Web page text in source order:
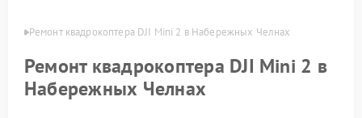
Ремонт квадрокоптера DJI Mini 2 в Набережных Челнах
Ремонт квадрокоптера DJI Mini 2 в
Набережных Челнах